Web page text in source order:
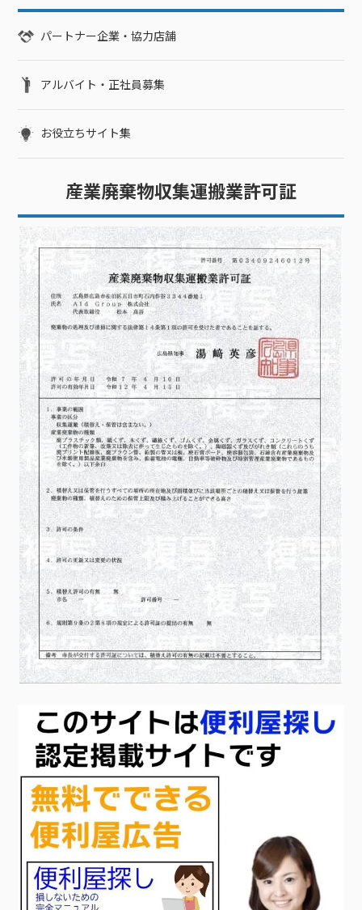
リーンアップ」で除草剤散布サービスを利用する際は、全ての
作業を丸投げできるので手間がほとんどかかりません。お気軽
にご相談ください。STEPお問い合わせ除草剤散布を希望する場
合はまず、お電話、LINE、お問い合わせフォームにてご相談くだ
さい。庭のメンテナンス関連でお困りごとがありましたら、ご
折り返す場合はこちらの番号07042164996よりかけ直しいたし
ます。STEPスタッフによる無料お見積もり除草剤散布のご依頼
を承る際はスタッフが実際に現地へ出向き、無料でお見積もり
ンやメールなどで作業場所の写真や環境、ご依頼内容、ご要望
などをお伝えいただければ対応可能です。予算に限りがあり悩
んでいる場合は、予算の範囲内で対応できるようプランを提案
いたします。お見積もり後のキャンセルは無料なのでお気軽に
ご相談ください。STEP作業実施・お支払い打ち合わせを行いご
希望の日時や内容が決まりましたら、実際に除草剤散布を行い
ます。作業終了後、料金をお支払いいただいて完了となりま
す。木の伐採・抜根にも臨機応変に対応除草する際は周辺の木
のメンテナンスが必要となることもあります。木の伐採・伐根
作業が必要な場合、全ての作業に対応いたします。伐採・伐根
の料金は木の固さや幹の太さ、作業の環境など様々な条件によ
り異なりますが、木の伐採は4,400円～を目安に対応いたしま
す。あらかじめ現地調査し、無料でお見積もりいたします。柔
らかくて細く伐採しやすい木は比較的簡単に作業できますの
で、料金設定はリーズナブルです。一方、太いものや固くて切
りにくい木は作業に時間がかかるので料金設定が高めとなって
います。場合によっては数万円かかることもあります。予算に
限りがある場合はあらかじめご相談いただければ最適なプラン
を提案いたします。砂利敷きの料金の目安庭の除草対策として
除草剤散布以外にも、砂利敷きをするのも効果があります。便
利屋「クリーンアップ」での砂利敷きの料金の目安を以下に示
しています。除草対策を目的とした砂利敷も対応しています。
気になる方はお気軽にご相談ください。普通砂利9,000円/?防
犯砂利13,500円/?除草剤散布を業者に依頼したい方は便利屋
「クリーンアップ」にご相談ください除草剤散布をコストを抑
えてスムーズに行いたい方は便利屋「クリーンアップ」にお任
せください。除草剤散布は1時間1名3,300円～となっています。
の散布のみならず、庭のメンテナンスに幅広く対応していま
す。お見積もりは無料です。電話（0120-606-538）やメー
ル、ラインで対応いたします。まずは、お気軽にご相談くださ
い。電話が出れずに折り返す場合はこちらの番号「070-4216-
4996」から掛け直します。※電話に出られず折り返す場合はこ
ちらの番号07042164996よりかけ直しいたします。
パートナー企業・協力店舗
アルバイト・正社員募集
お役立ちサイト集
産業廃棄物収集運搬業許可証